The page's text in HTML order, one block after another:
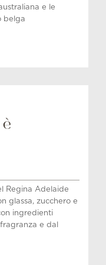
e le
belga
Regina Adelaide
glassa, zucchero e
ingredienti
e dal